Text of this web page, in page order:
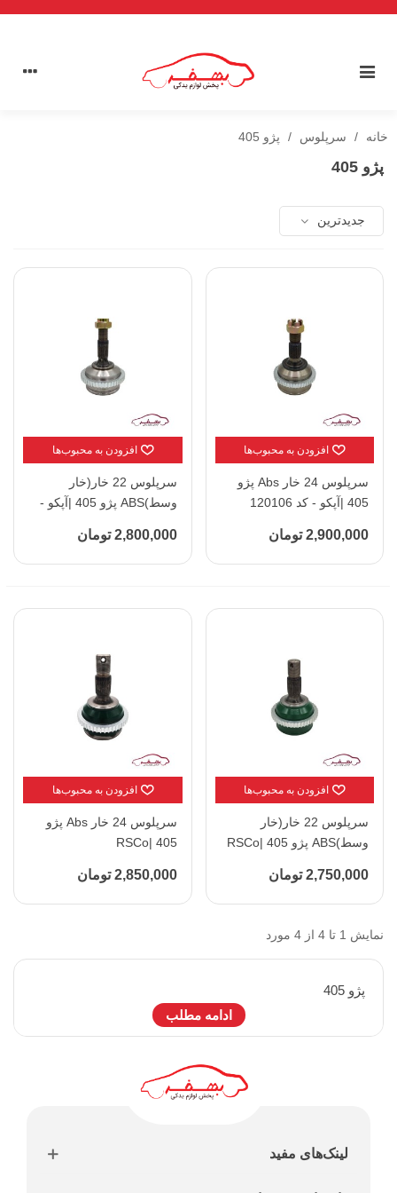
خانه / سرپلوس / پژو 405
پژو 405
جدیدترین
افزودن به محبوب‌ها
سرپلوس 24 خار Abs پژو
405 |آپکو - کد 120106
2,900,000 تومان
افزودن به محبوب‌ها
سرپلوس 22 خار(خار
وسط)ABS پژو 405 |آپکو -
2,800,000 تومان
افزودن به محبوب‌ها
سرپلوس 22 خار(خار
وسط)ABS پژو 405 |RSCo
2,750,000 تومان
افزودن به محبوب‌ها
سرپلوس 24 خار Abs پژو
405 |RSCo
2,850,000 تومان
نمایش 1 تا 4 از 4 مورد
پژو 405
ادامه مطلب
لینک‌های مفید